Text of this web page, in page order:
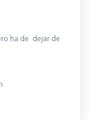
ha de dejar de